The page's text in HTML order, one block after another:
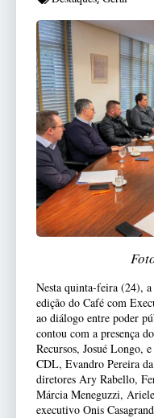
Nesta quinta-feira (24),
edição do Café com
ao diálogo entre poder
contou com a presença
Recursos, Josué Longo,
CDL, Evandro Pereira
diretores Ary Rabello,
Márcia Meneguzzi,
executivo Onis